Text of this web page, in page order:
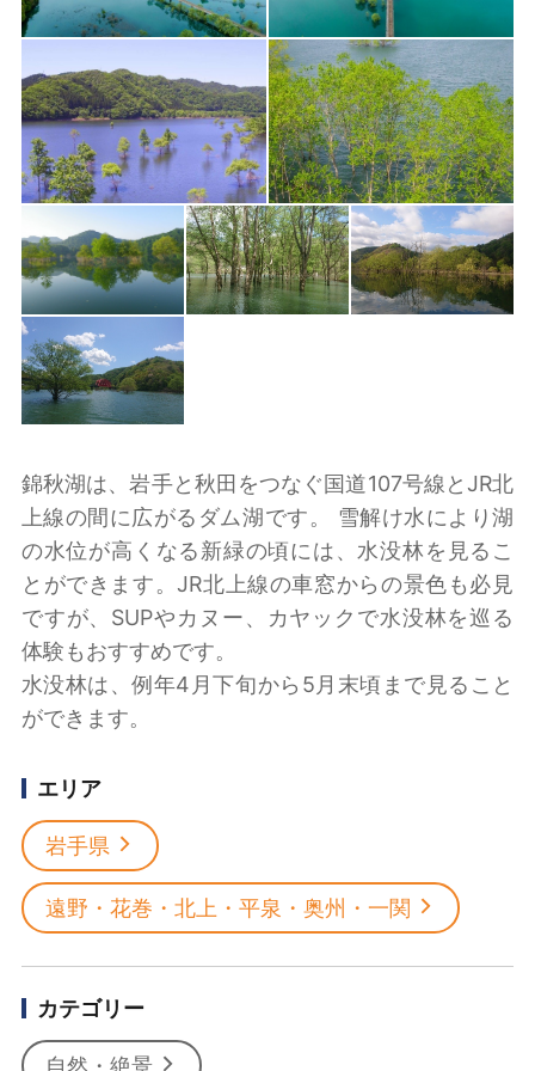
錦秋湖は、岩手と秋田をつなぐ国道107号線とJR北
上線の間に広がるダム湖です。 雪解け水により湖
の水位が高くなる新緑の頃には、水没林を見るこ
とができます。JR北上線の車窓からの景色も必見
ですが、SUPやカヌー、カヤックで水没林を巡る
体験もおすすめです。
水没林は、例年4月下旬から5月末頃まで見ること
ができます。
エリア
岩手県
遠野・花巻・北上・平泉・奥州・一関
カテゴリー
自然・絶景